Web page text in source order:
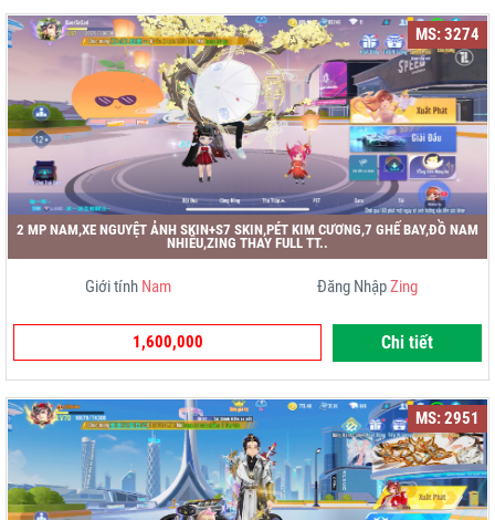
MS: 3274
2 MP NAM,XE NGUYỆT ẢNH SKIN+S7 SKIN,PÉT KIM CƯƠNG,7 GHẾ BAY,ĐỒ NAM
NHIỀU,ZING THAY FULL TT..
Giới tính Nam Đăng NhậpZing
1,600,000 Chi tiết
MS: 2951